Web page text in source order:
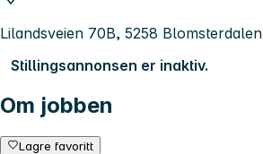
Lilandsveien 70B, 5258 Blomsterdalen
Stillingsannonsen er inaktiv.
Om jobben
Lagre favoritt